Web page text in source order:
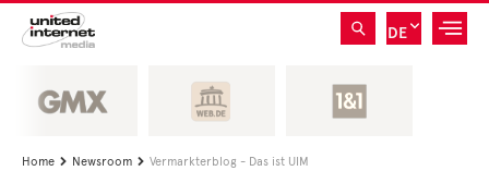
DE
Home  Newsroom  Vermarkterblog - Das ist UIM